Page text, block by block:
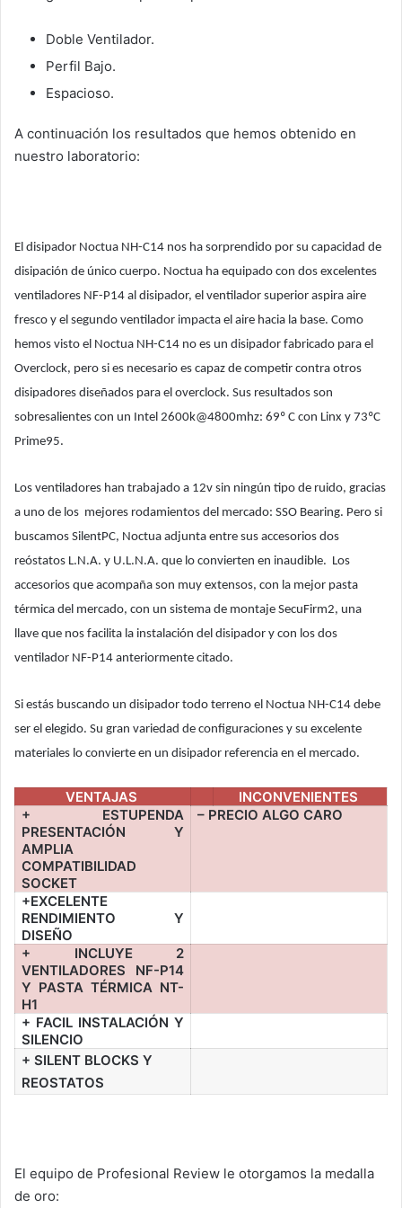
Doble Ventilador.
Perfil Bajo.
Espacioso.
A continuación los resultados que hemos obtenido en
nuestro laboratorio:
El disipador Noctua NH-C14 nos ha sorprendido por su capacidad de
disipación de único cuerpo. Noctua ha equipado con dos excelentes
ventiladores NF-P14 al disipador, el ventilador superior aspira aire
fresco y el segundo ventilador impacta el aire hacia la base. Como
hemos visto el Noctua NH-C14 no es un disipador fabricado para el
Overclock, pero si es necesario es capaz de competir contra otros
disipadores diseñados para el overclock. Sus resultados son
sobresalientes con un Intel 2600k@4800mhz: 69º C con Linx y 73ºC
Prime95.
Los ventiladores han trabajado a 12v sin ningún tipo de ruido, gracias
a uno de los mejores rodamientos del mercado: SSO Bearing. Pero si
buscamos SilentPC, Noctua adjunta entre sus accesorios dos
reóstatos L.N.A. y U.L.N.A. que lo convierten en inaudible. Los
accesorios que acompaña son muy extensos, con la mejor pasta
térmica del mercado, con un sistema de montaje SecuFirm2, una
llave que nos facilita la instalación del disipador y con los dos
ventilador NF-P14 anteriormente citado.
Si estás buscando un disipador todo terreno el Noctua NH-C14 debe
ser el elegido. Su gran variedad de configuraciones y su excelente
materiales lo convierte en un disipador referencia en el mercado.
VENTAJAS
INCONVENIENTES
+ ESTUPENDA
PRESENTACIÓN Y
AMPLIA
COMPATIBILIDAD
SOCKET
– PRECIO ALGO CARO
+EXCELENTE
RENDIMIENTO Y
DISEÑO
+ INCLUYE 2
VENTILADORES NF-P14
Y PASTA TÉRMICA NT-
H1
+ FACIL INSTALACIÓN Y
SILENCIO
+ SILENT BLOCKS Y
REOSTATOS
El equipo de Profesional Review le otorgamos la medalla
de oro: